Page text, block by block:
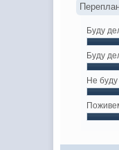
Буду
Буду
Не